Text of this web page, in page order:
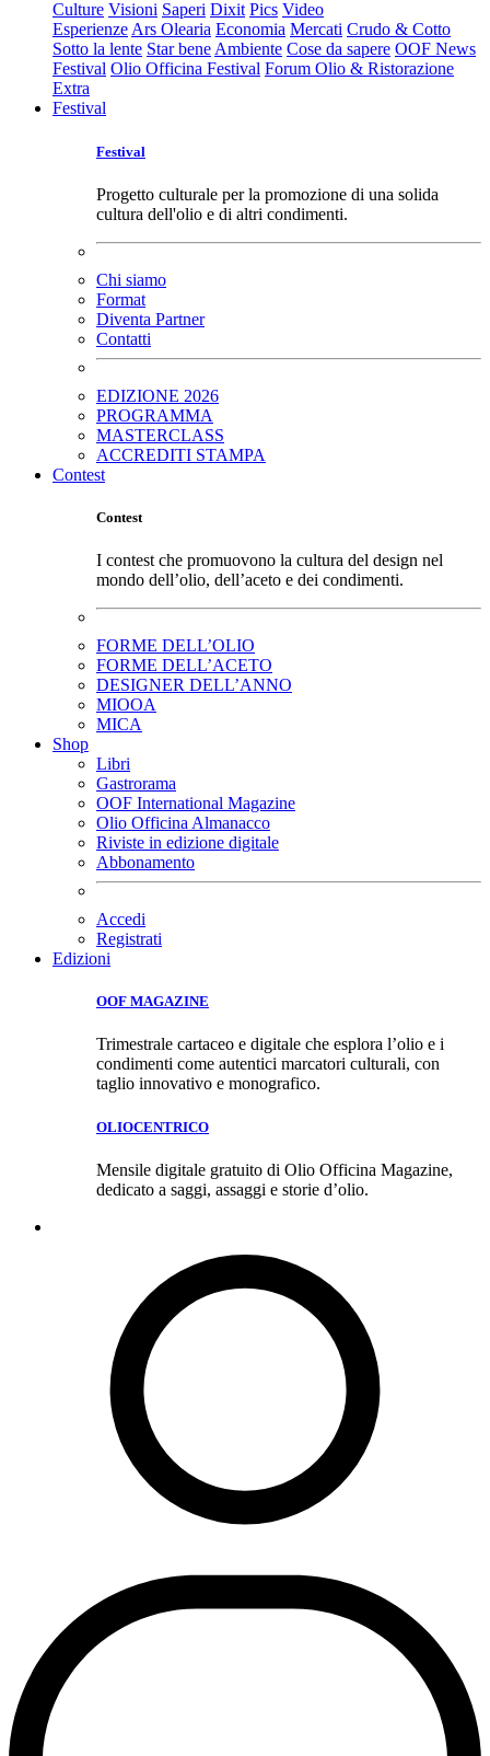
Culture Visioni Saperi Dixit Pics Video
Esperienze Ars Olearia Economia Mercati Crudo & Cotto
Sotto la lente Star bene Ambiente Cose da sapere OOF News
Festival Olio Officina Festival Forum Olio & Ristorazione
Extra
Festival
Festival
Progetto culturale per la promozione di una solida
cultura dell'olio e di altri condimenti.
Chi siamo
Format
Diventa Partner
Contatti
EDIZIONE 2026
PROGRAMMA
MASTERCLASS
ACCREDITI STAMPA
Contest
Contest
I contest che promuovono la cultura del design nel
mondo dell’olio, dell’aceto e dei condimenti.
FORME DELL’OLIO
FORME DELL’ACETO
DESIGNER DELL’ANNO
MIOOA
MICA
Shop
Libri
Gastrorama
OOF International Magazine
Olio Officina Almanacco
Riviste in edizione digitale
Abbonamento
Accedi
Registrati
Edizioni
OOF MAGAZINE
Trimestrale cartaceo e digitale che esplora l’olio e i
condimenti come autentici marcatori culturali, con
taglio innovativo e monografico.
OLIOCENTRICO
Mensile digitale gratuito di Olio Officina Magazine,
dedicato a saggi, assaggi e storie d’olio.